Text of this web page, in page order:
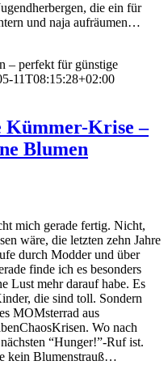
die ein für
und naja aufräumen…
– perfekt für günstige
11T08:15:28+02:00
Kümmer-Krise –
Blumen
mich gerade fertig. Nicht,
wäre, die letzten zehn Jahre
durch Modder und über
finde ich es besonders
Lust mehr darauf habe. Es
die sind toll. Sondern
MOMsterrad aus
Wo nach
“Hunger!”-Ruf ist.
kein Blumenstrauß…